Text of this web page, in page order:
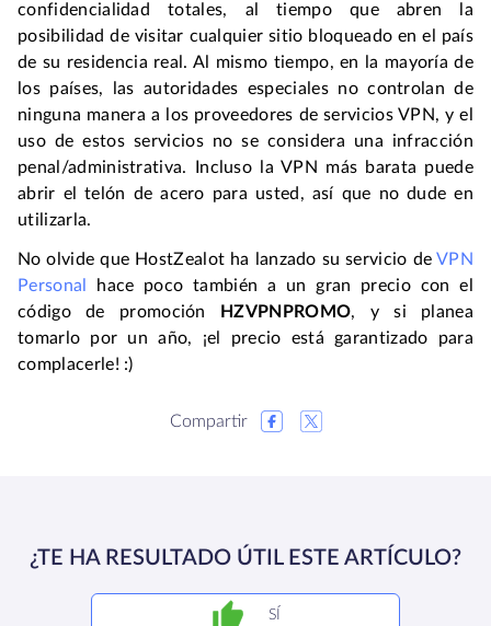
confidencialidad totales, al tiempo que abren la
posibilidad de visitar cualquier sitio bloqueado en el país
de su residencia real. Al mismo tiempo, en la mayoría de
los países, las autoridades especiales no controlan de
ninguna manera a los proveedores de servicios VPN, y el
uso de estos servicios no se considera una infracción
penal/administrativa. Incluso la VPN más barata puede
abrir el telón de acero para usted, así que no dude en
utilizarla.
No olvide que HostZealot ha lanzado su servicio deVPN
Personal
hace poco también a un gran precio con el
código de promoción
HZVPNPROMO, y si planea
tomarlo por un año, ¡el precio está garantizado para
complacerle! :)
Compartir
¿TE HA RESULTADO ÚTIL ESTE ARTÍCULO?
SÍ